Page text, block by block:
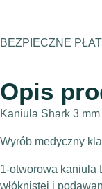
BEZPIECZNE
Opis
Kaniula Shark 3
Wyrób medyczny
1-otworowa kaniula
włóknistej i